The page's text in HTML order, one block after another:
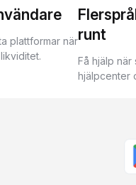
plattformar närrunt
Få hjälp när
hjälpcenter